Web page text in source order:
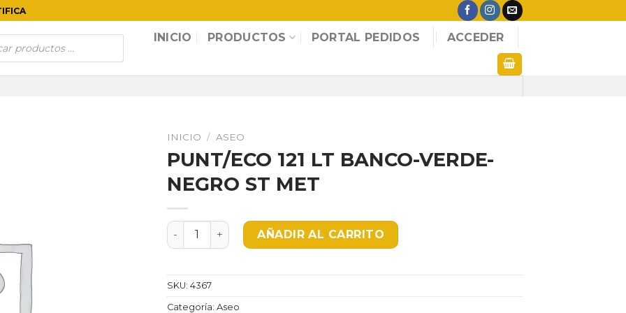
INICIO PRODUCTOS PORTAL PEDIDOS ACCEDER
INICIO / ASEO
PUNT/ECO 121 LT BANCO-VERDE-
NEGRO ST MET
PUNT/ECO 121 LT BANCO-VERDE-NEGRO ST MET cantidad
AÑADIR AL CARRITO
SKU: 4367
Categoría: Aseo